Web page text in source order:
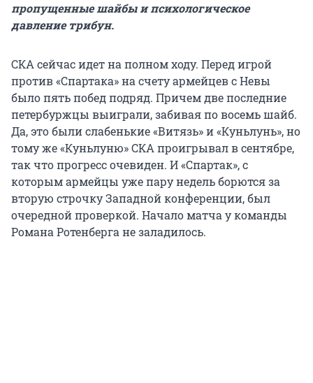
пропущенные шайбы и психологическое
давление трибун.
СКА сейчас идет на полном ходу. Перед игрой
против «Спартака» на счету армейцев с Невы
было пять побед подряд. Причем две последние
петербуржцы выиграли, забивая по восемь шайб.
Да, это были слабенькие «Витязь» и «Куньлунь», но
тому же «Куньлуню» СКА проигрывал в сентябре,
так что прогресс очевиден. И «Спартак», с
которым армейцы уже пару недель борются за
вторую строчку Западной конференции, был
очередной проверкой. Начало матча у команды
Романа Ротенберга не заладилось.